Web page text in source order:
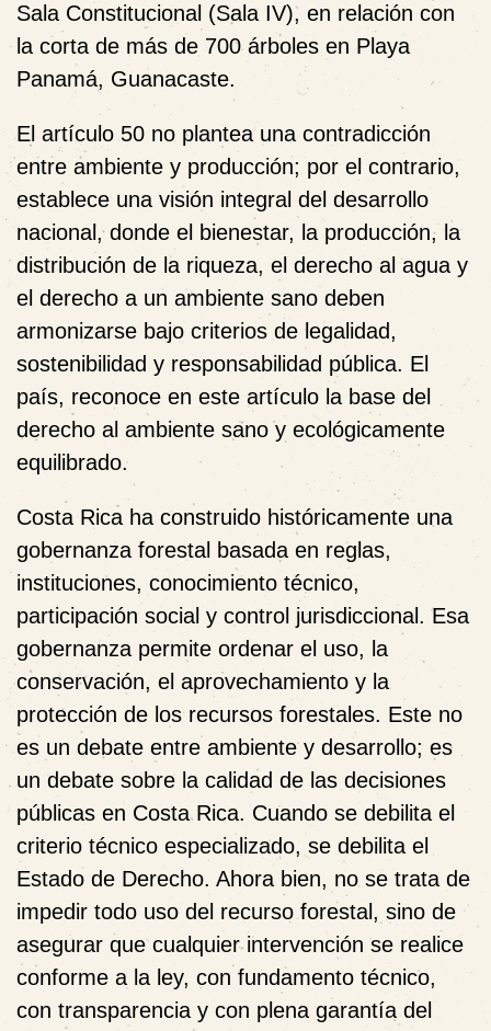
Sala Constitucional (Sala IV), en relación con
la corta de más de 700 árboles en Playa
Panamá, Guanacaste.
El artículo 50 no plantea una contradicción
entre ambiente y producción; por el contrario,
establece una visión integral del desarrollo
nacional, donde el bienestar, la producción, la
distribución de la riqueza, el derecho al agua y
el derecho a un ambiente sano deben
armonizarse bajo criterios de legalidad,
sostenibilidad y responsabilidad pública. El
país, reconoce en este artículo la base del
derecho al ambiente sano y ecológicamente
equilibrado.
Costa Rica ha construido históricamente una
gobernanza forestal basada en reglas,
instituciones, conocimiento técnico,
participación social y control jurisdiccional. Esa
gobernanza permite ordenar el uso, la
conservación, el aprovechamiento y la
protección de los recursos forestales. Este no
es un debate entre ambiente y desarrollo; es
un debate sobre la calidad de las decisiones
públicas en Costa Rica. Cuando se debilita el
criterio técnico especializado, se debilita el
Estado de Derecho. Ahora bien, no se trata de
impedir todo uso del recurso forestal, sino de
asegurar que cualquier intervención se realice
conforme a la ley, con fundamento técnico,
con transparencia y con plena garantía del